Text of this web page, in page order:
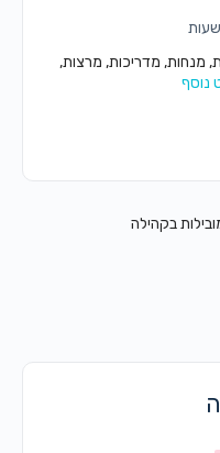
מנחות, מדריכות, מרצות,
נוסף
בקהילה